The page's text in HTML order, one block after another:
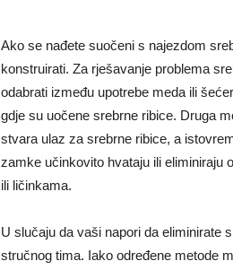
Ako se nađete suočeni s najezdom
konstruirati. Za rješavanje problema
odabrati između upotrebe meda ili
gdje su uočene srebrne ribice. Druga
stvara ulaz za srebrne ribice, a
zamke učinkovito hvataju ili eliminiraju
ili ličinkama.
U slučaju da vaši napori da eliminirate
stručnog tima. Iako određene metode